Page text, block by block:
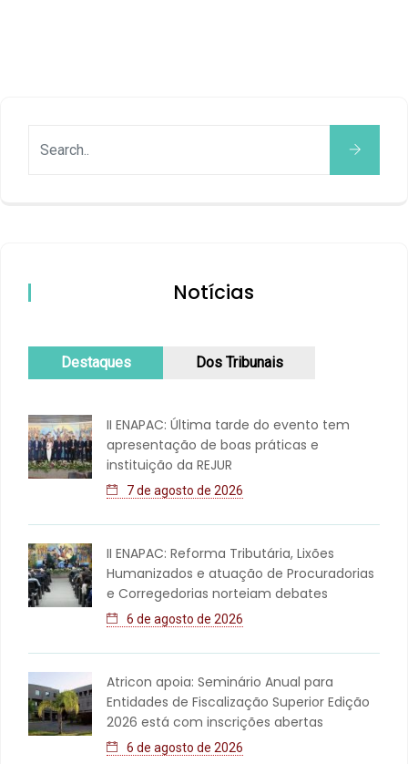
Notícias
Destaques Dos Tribunais
II ENAPAC: Última tarde do evento tem
apresentação de boas práticas e
instituição da REJUR
7 de agosto de 2026
II ENAPAC: Reforma Tributária, Lixões
Humanizados e atuação de Procuradorias
e Corregedorias norteiam debates
6 de agosto de 2026
Atricon apoia: Seminário Anual para
Entidades de Fiscalização Superior Edição
2026 está com inscrições abertas
6 de agosto de 2026